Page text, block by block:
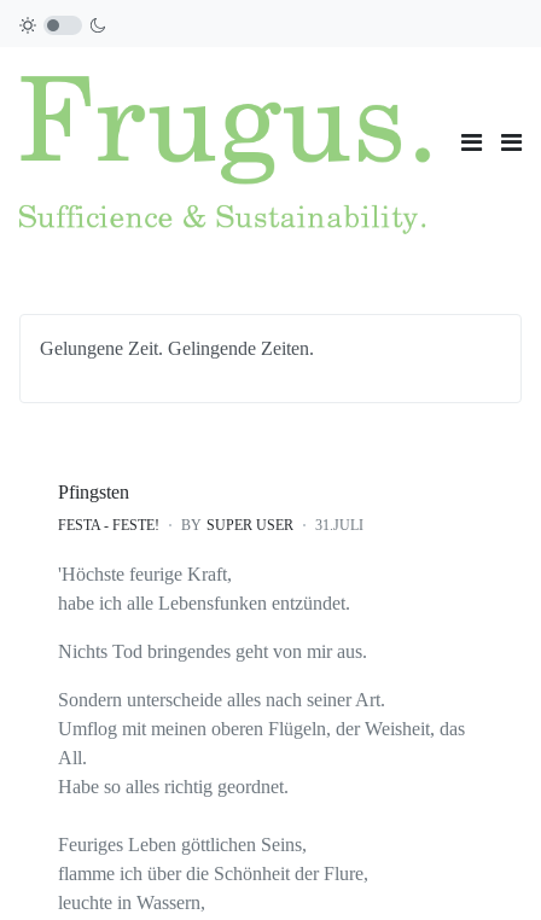
Gelungene Zeit. Gelingende Zeiten.
Pfingsten
FESTA - FESTE! BY SUPER USER 31.JULI
'Höchste feurige Kraft,
habe ich alle Lebensfunken entzündet.
Nichts Tod bringendes geht von mir aus.
Sondern unterscheide alles nach seiner Art.
Umflog mit meinen oberen Flügeln, der Weisheit, das
All.
Habe so alles richtig geordnet.
Feuriges Leben göttlichen Seins,
flamme ich über die Schönheit der Flure,
leuchte in Wassern,